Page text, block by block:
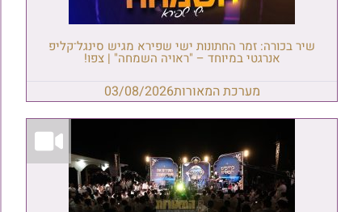
שיר בכורה: זמר החתונות ישי שפירא מגיש סינגל־קליפ
אנרגטי במיוחד – "ראויה השמחה" | צפו!
מערכת המאורות03/08/2026